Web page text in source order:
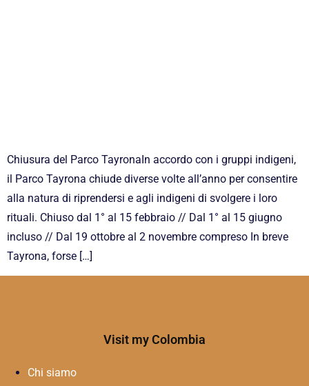
Chiusura del Parco TayronaIn accordo con i gruppi indigeni,
il Parco Tayrona chiude diverse volte all’anno per consentire
alla natura di riprendersi e agli indigeni di svolgere i loro
rituali. Chiuso dal 1° al 15 febbraio // Dal 1° al 15 giugno
incluso // Dal 19 ottobre al 2 novembre compreso In breve
Tayrona, forse […]
Visit my Colombia
Chi siamo